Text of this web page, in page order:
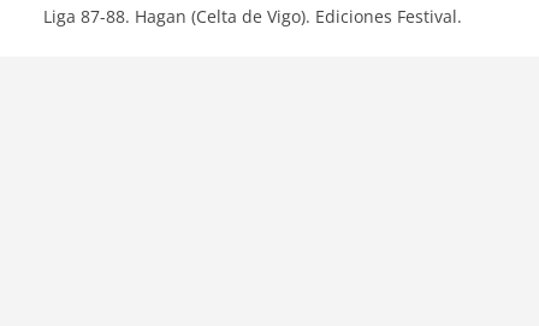
Liga 87-88. Hagan (Celta de Vigo). Ediciones Festival.